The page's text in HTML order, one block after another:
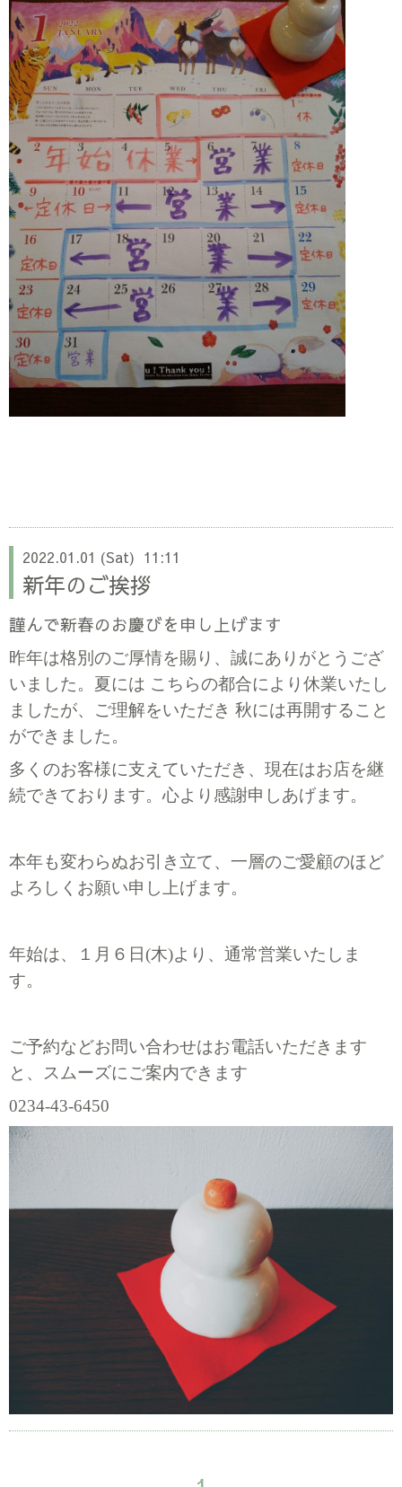
2022.01.01 (Sat) 11:11
新年のご挨拶
謹んで新春のお慶びを申し上げます
昨年は格別のご厚情を賜り、誠にありがとうござ
いました。夏には こちらの都合により休業いたし
ましたが、ご理解をいただき 秋には再開すること
ができました。
多くのお客様に支えていただき、現在はお店を継
続できております。心より感謝申しあげます。
本年も変わらぬお引き立て、一層のご愛顧のほど
よろしくお願い申し上げます。
年始は、１月６日(木)より、通常営業いたしま
す。
ご予約などお問い合わせはお電話いただきます
と、スムーズにご案内できます
0234-43-6450